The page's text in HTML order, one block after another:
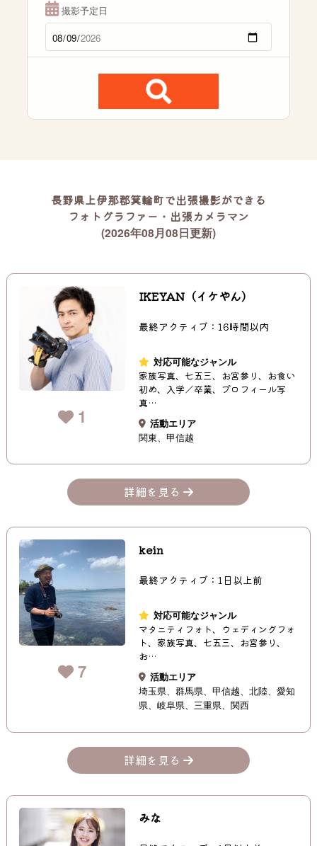
撮影予定日
長野県上伊那郡箕輪町で出張撮影ができる
フォトグラファー・出張カメラマン
(2026年08月08日更新)
1
IKEYAN（イケやん）
最終アクティブ：16時間以内
対応可能なジャンル
家族写真、七五三、お宮参り、お食い
初め、入学／卒業、プロフィール写
真…
活動エリア
関東
甲信越
詳細を見る
7
kein
最終アクティブ：1日以上前
対応可能なジャンル
マタニティフォト、ウェディングフォ
ト、家族写真、七五三、お宮参り、
お…
活動エリア
埼玉県
群馬県 甲信越 北陸
愛知
県
岐阜県 三重県 関西
詳細を見る
みな